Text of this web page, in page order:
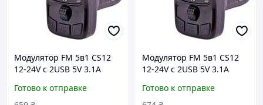
Модулятор FM 5в1 CS12
12-24V с 2USB 5V 3.1A
Готово к отправке
Модулятор FM 5в1 CS12
12-24V с 2USB 5V 3.1A
Готово к отправке